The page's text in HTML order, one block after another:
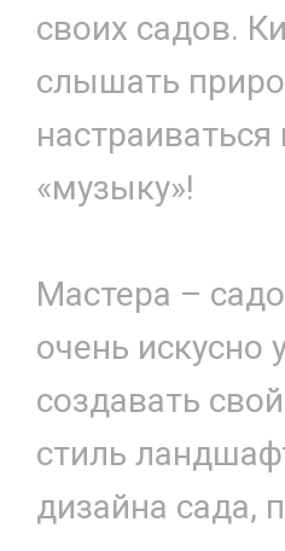
своих садов.
слышать
настраиваться
«музыку»!
Мастера –
очень искусно
создавать
стиль
дизайна сада,